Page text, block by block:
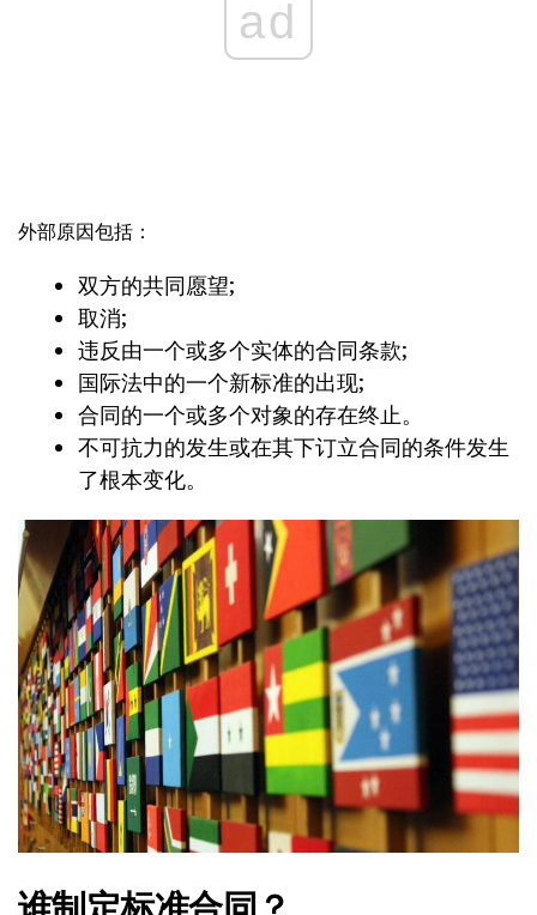
ad
外部原因包括：
双方的共同愿望;
取消;
违反由一个或多个实体的合同条款;
国际法中的一个新标准的出现;
合同的一个或多个对象的存在终止。
不可抗力的发生或在其下订立合同的条件发生
了根本变化。